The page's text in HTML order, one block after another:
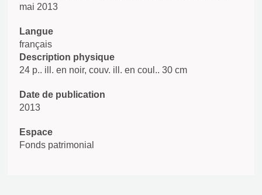
mai 2013
Langue
français
Description physique
24 p.. ill. en noir, couv. ill. en coul.. 30 cm
Date de publication
2013
Espace
Fonds patrimonial